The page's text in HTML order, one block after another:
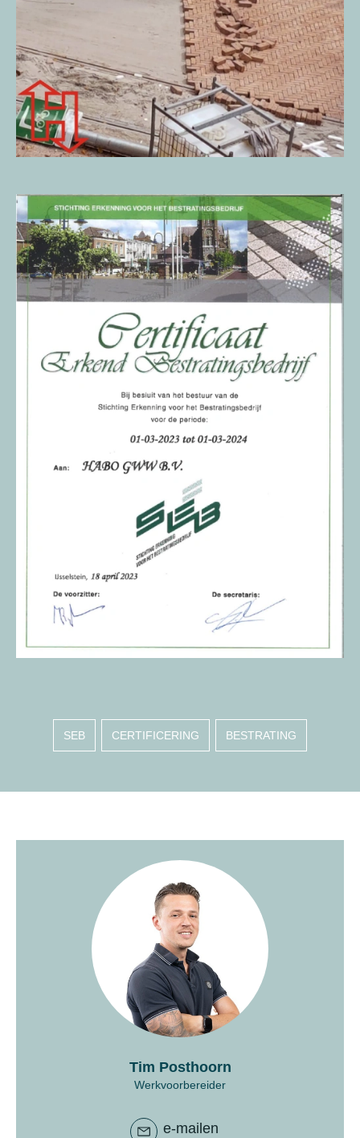
SEB CERTIFICERING BESTRATING
Tim Posthoorn
Werkvoorbereider
e-mailen